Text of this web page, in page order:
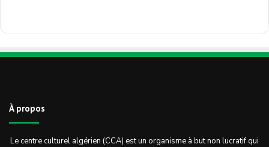
À propos
Le centre culturel algérien (CCA) est un organisme à but non lucratif qui